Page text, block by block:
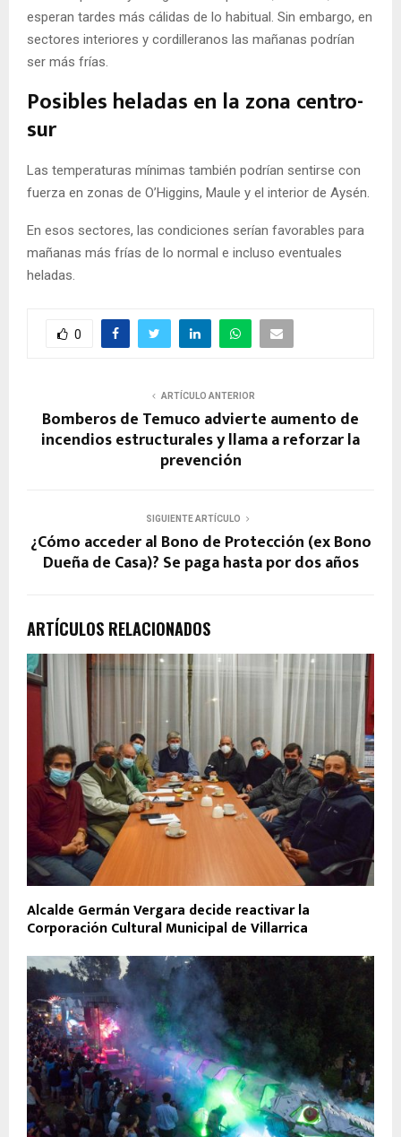
esperan tardes más cálidas de lo habitual. Sin embargo, en
sectores interiores y cordilleranos las mañanas podrían
ser más frías.
Posibles heladas en la zona centro-
sur
Las temperaturas mínimas también podrían sentirse con
fuerza en zonas de O’Higgins, Maule y el interior de Aysén.
En esos sectores, las condiciones serían favorables para
mañanas más frías de lo normal e incluso eventuales
heladas.
0
ARTÍCULO ANTERIOR
Bomberos de Temuco advierte aumento de
incendios estructurales y llama a reforzar la
prevención
SIGUIENTE ARTÍCULO
¿Cómo acceder al Bono de Protección (ex Bono
Dueña de Casa)? Se paga hasta por dos años
ARTÍCULOS RELACIONADOS
Alcalde Germán Vergara decide reactivar la
Corporación Cultural Municipal de Villarrica